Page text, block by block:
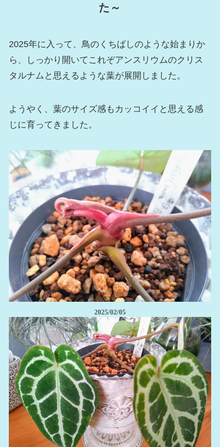
た～
2025年に入って、鳥のくちばしのような始まりか
ら、しっかり開いてこれぞアンスリウムのクリス
タルナムと思えるような葉が展開しました。
ようやく、葉のサイズ感もカッコイイと思える感
じに育ってきました。
2025/02/05